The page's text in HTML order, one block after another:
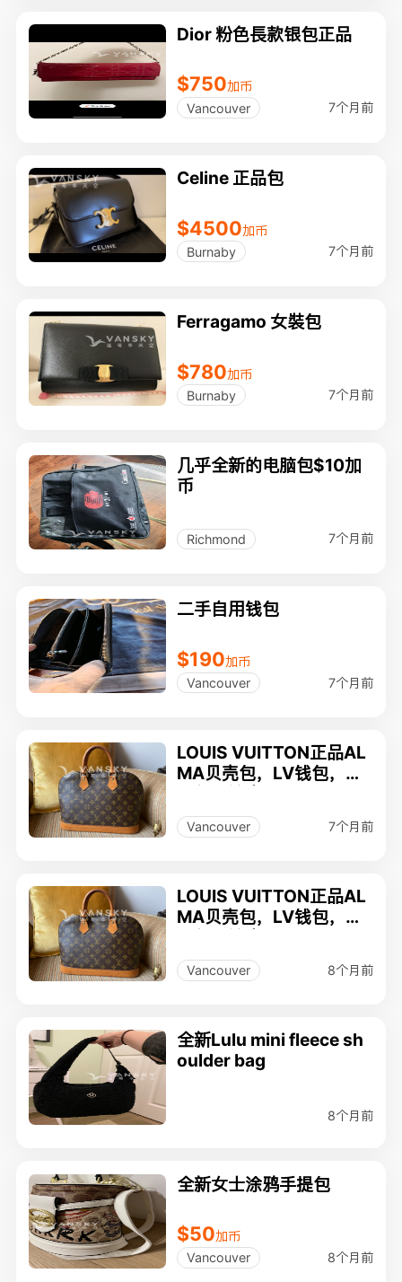
Dior 粉色長款银包正品
$750加币
Vancouver
7个月前
Celine 正品包
$4500加币
Burnaby
7个月前
Ferragamo 女裝包
$780加币
Burnaby
7个月前
几乎全新的电脑包$10加
币
Richmond 7个月前
二手自用钱包
$190加币
Vancouver
7个月前
LOUIS VUITTON正品AL
MA贝壳包，LV钱包，香
I戒指，PARKER圆珠笔
Vancouver 7个月前
LOUIS VUITTON正品AL
MA贝壳包，LV钱包，香
I戒指，PARKER圆珠笔
Vancouver 8个月前
全新Lulu mini fleece sh
oulder bag
8个月前
全新女士涂鸦手提包
$50加币
Vancouver
8个月前